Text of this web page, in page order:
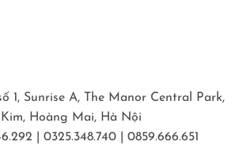
1, Sunrise A, The Manor Central Park,
Hoàng Mai, Hà Nội
| 0325.348.740 | 0859.666.651